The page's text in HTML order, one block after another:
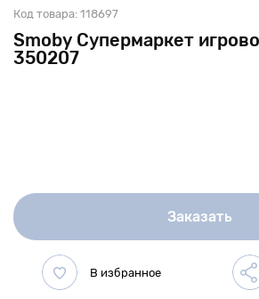
Smoby Супермаркет
350207
Код товара: 118697
Заказать